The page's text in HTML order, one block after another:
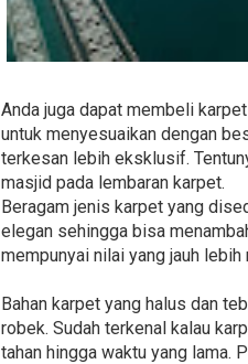
Anda juga dapat membeli
untuk menyesuaikan dengan
terkesan lebih eksklusif.
masjid pada lembaran karpet.
Beragam jenis karpet yang
elegan sehingga bisa
mempunyai nilai yang jauh
Bahan karpet yang halus dan
robek. Sudah terkenal kalau
tahan hingga waktu yang lama.